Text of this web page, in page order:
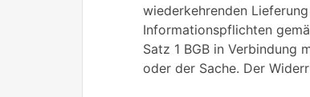
wiederkehrenden
Informationspflichten
Satz 1 BGB in Verbindung
oder der Sache. Der